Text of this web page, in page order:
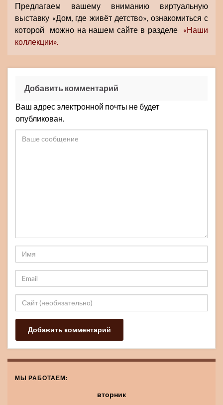
Предлагаем вашему вниманию виртуальную
выставку «Дом, где живёт детство», ознакомиться с
которой можно на нашем сайте в разделе «Наши
коллекции».
Добавить комментарий
Ваш адрес электронной почты не будет
опубликован.
МЫ РАБОТАЕМ:
вторник